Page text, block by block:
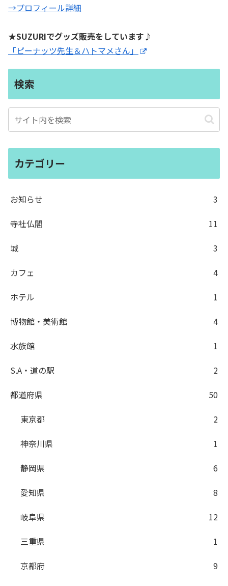
→プロフィール詳細
★SUZURIでグッズ販売をしています♪
「ピーナッツ先生＆ハトマメさん」
検索
カテゴリー
お知らせ
3
寺社仏閣
11
城
3
カフェ
4
ホテル
1
博物館・美術館
4
水族館
1
S.A・道の駅
2
都道府県
50
東京都
2
神奈川県
1
静岡県
6
愛知県
8
岐阜県
12
三重県
1
京都府
9